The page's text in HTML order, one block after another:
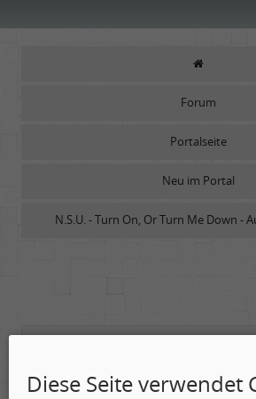
Forum
Portalseite
Neu im Portal
N.S.U. - Turn On, Or Turn Me Down -
Gepostet:
Diese Seite verwendet